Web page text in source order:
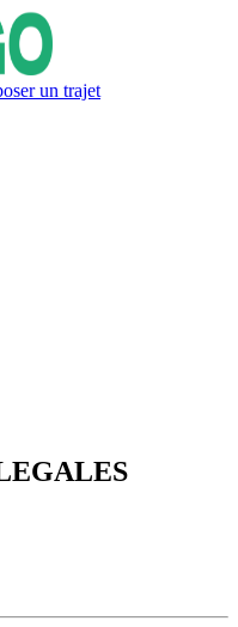
un trajet